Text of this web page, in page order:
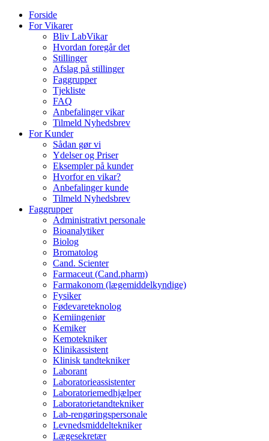
Forside
For Vikarer
Bliv LabVikar
Hvordan foregår det
Stillinger
Afslag på stillinger
Faggrupper
Tjekliste
FAQ
Anbefalinger vikar
Tilmeld Nyhedsbrev
For Kunder
Sådan gør vi
Ydelser og Priser
Eksempler på kunder
Hvorfor en vikar?
Anbefalinger kunde
Tilmeld Nyhedsbrev
Faggrupper
Administrativt personale
Bioanalytiker
Biolog
Bromatolog
Cand. Scienter
Farmaceut (Cand.pharm)
Farmakonom (lægemiddelkyndige)
Fysiker
Fødevareteknolog
Kemiingeniør
Kemiker
Kemotekniker
Klinikassistent
Klinisk tandtekniker
Laborant
Laboratorieassistenter
Laboratoriemedhjælper
Laboratorietandtekniker
Lab-rengøringspersonale
Levnedsmiddeltekniker
Lægesekretær